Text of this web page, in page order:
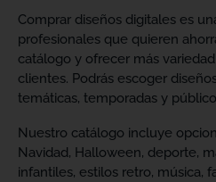
Comprar diseños digitales es
profesionales que quieren
catálogo y ofrecer más
clientes. Podrás escoger
temáticas, temporadas y
Nuestro catálogo incluye
Navidad, Halloween, deporte,
infantiles, estilos retro, música,